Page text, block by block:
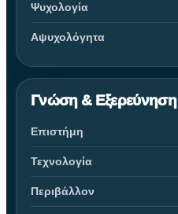
Ψυχολογία
Αψυχολόγητα
Γνώση & Εξερεύνηση
Επιστήμη
Τεχνολογία
Περιβάλλον